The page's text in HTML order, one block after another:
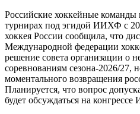
Российские хоккейные
турнирах под эгидой ИИХФ с
хоккея России сообщила, что
Международной федерации
решение совета организации о
соревнованиям сезона‑2026/27,
моментального возвращения
Планируется, что вопрос
будет обсуждаться на